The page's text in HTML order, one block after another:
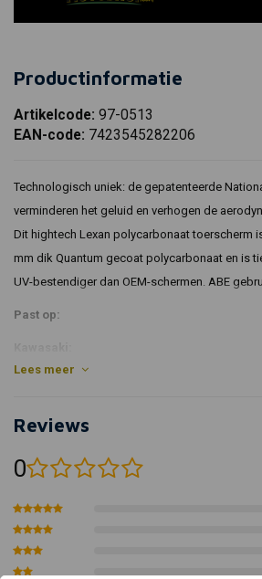
Productinformatie
Artikelcode: 97-0513
EAN-code: 7423545282206
Technologisch uniek: de gepatenteerde
verminderen het geluid en verhogen de
Dit hightech Lexan polycarbonaat toerscherm
mm dik Quantum gecoat polycarbonaat en is
UV-bestendiger dan OEM-schermen. ABE
Past op:
Lees meer
Reviews
0